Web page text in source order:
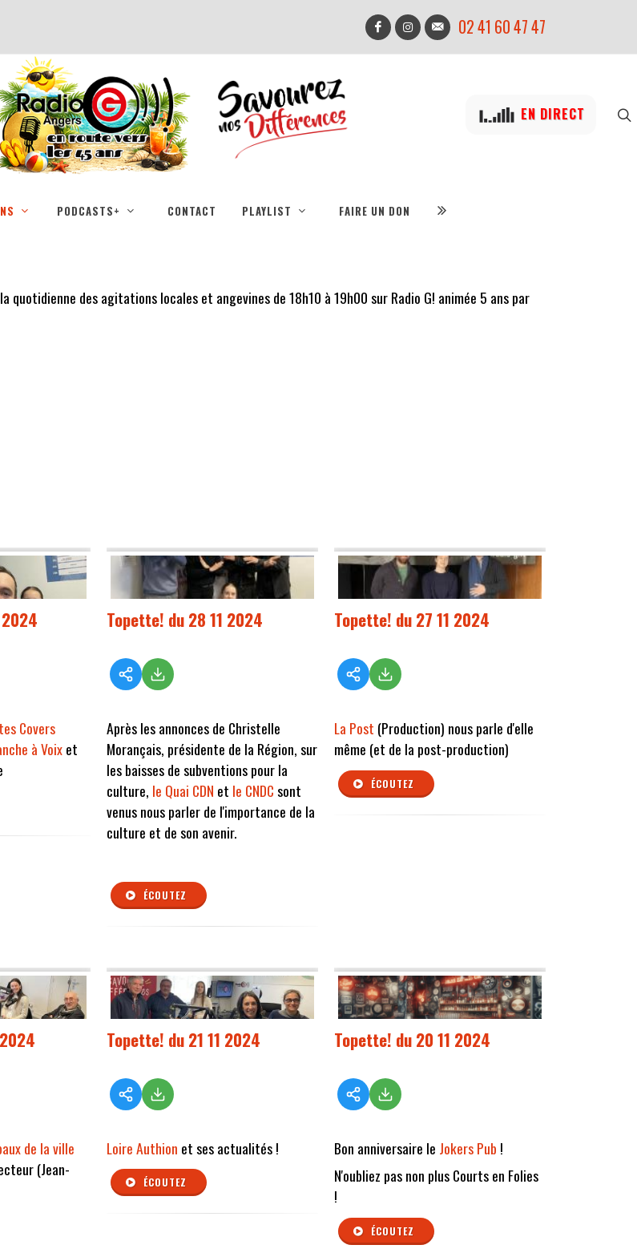
02 41 60 47 47
EN DIRECT
PODCASTS+ CONTACT PLAYLIST FAIRE UN DON
quotidienne des agitations locales et angevines de 18h10 à 19h00 sur Radio G! animée 5 ans par
Covers
à Voixet
Topette! du 28 11 2024
Après les annonces de Christelle
Morançais, présidente de la Région, sur
les baisses de subventions pour la
culture, le Quai CDN et le CNDCsont
venus nous parler de l'importance de la
culture et de son avenir.
ÉCOUTEZ
Topette! du 27 11 2024
La Post (Production) nous parle d'elle
même (et de la post-production)
ÉCOUTEZ
de la ville
(Jean-
Topette! du 21 11 2024
Loire Authion et ses actualités !
ÉCOUTEZ
Topette! du 20 11 2024
Bon anniversaire le Jokers Pub !
N'oubliez pas non plus Courts en Folies
!
ÉCOUTEZ